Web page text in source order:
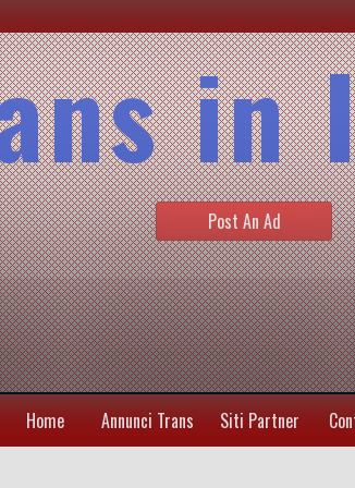
in
Post An Ad
Home Annunci Trans Siti Partner